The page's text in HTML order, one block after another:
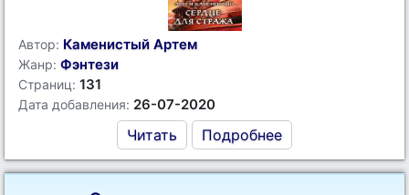
Автор: Каменистый Артем
Жанр: Фэнтези
Страниц: 131
Дата добавления: 26-07-2020
Читать Подробнее